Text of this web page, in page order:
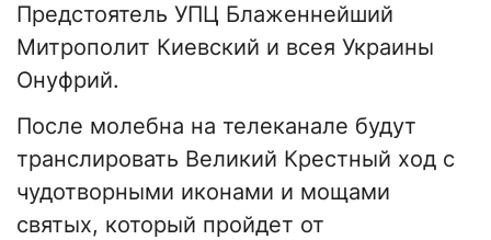
Предстоятель УПЦ Блаженнейший
Митрополит Киевский и всея Украины
Онуфрий.
После молебна на телеканале будут
транслировать Великий Крестный ход с
чудотворными иконами и мощами
святых, который пройдет от